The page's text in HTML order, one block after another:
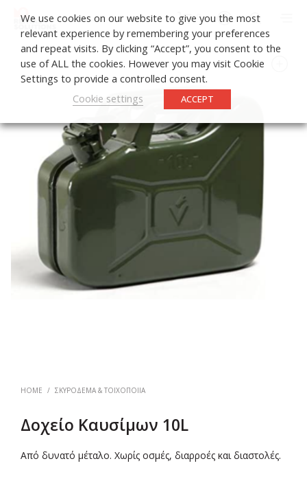
0
HOME / ΣΚΥΡΌΔΕΜΑ & ΤΟΙΧΟΠΟΙΊΑ
Δοχείο Καυσίμων 10L
Από δυνατό μέταλο. Χωρίς οσμές, διαρροές και διαστολές.
We use cookies on our website to give you the most
relevant experience by remembering your preferences
and repeat visits. By clicking “Accept”, you consent to the
use of ALL the cookies. However you may visit Cookie
Settings to provide a controlled consent.
Cookie settings
ACCEPT